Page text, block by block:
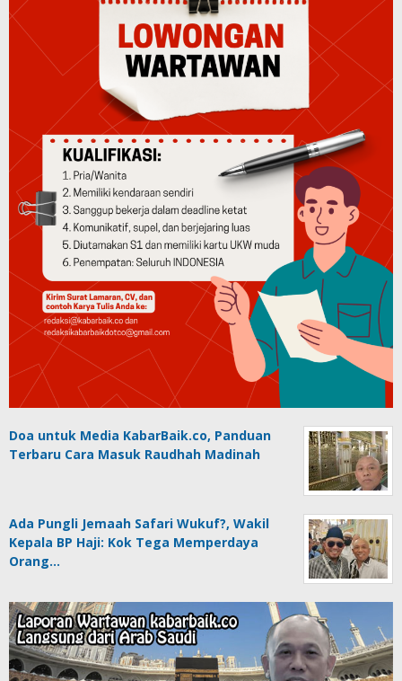
Doa untuk Media KabarBaik.co, Panduan
Terbaru Cara Masuk Raudhah Madinah
Ada Pungli Jemaah Safari Wukuf?, Wakil
Kepala BP Haji: Kok Tega Memperdaya
Orang…